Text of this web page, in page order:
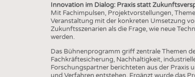
DTV AUSSCHREIBUNGSDIENST
TERMINE
BRANCHENTERMINE
Innovation im Dialog: Praxis statt
Mit Fachimpulsen, Projektvorstellungen,
Veranstaltung mit der konkreten Umsetzung
Zukunftsszenarien als die Frage, wie neue
werden.
Das Bühnenprogramm griff zentrale Themen
Fachkräftesicherung, Nachhaltigkeit,
Forschungspartner berichteten aus der Praxis